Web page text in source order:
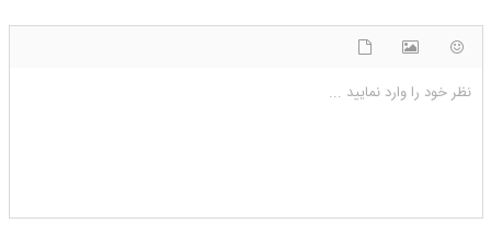
نظر خود را وارد نمایید ...